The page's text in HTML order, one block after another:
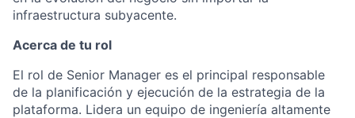
infraestructura subyacente.
Acerca de tu rol
El rol de Senior Manager es el principal responsable
de la planificación y ejecución de la estrategia de la
plataforma. Lidera un equipo de ingeniería altamente